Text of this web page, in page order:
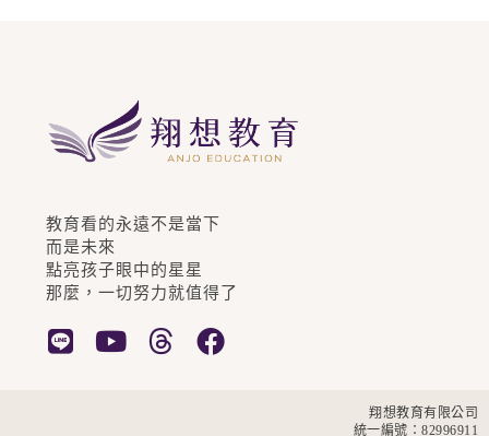
教育看的永遠不是當下
而是未來
點亮孩子眼中的星星
那麼，一切努力就值得了
翔想教育有限公司
統一編號：82996911